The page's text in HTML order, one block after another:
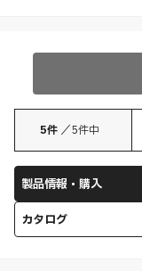
5件 ／5件中
製品情報・購入
カタログ